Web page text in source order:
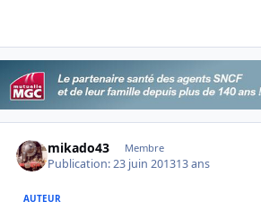
mikado43 Membre
Publication:23 juin 201313 ans
AUTEUR